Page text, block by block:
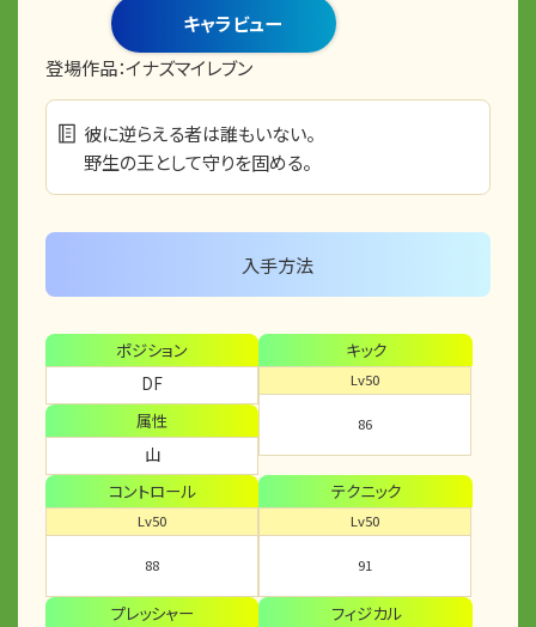
キャラビュー
登場作品：イナズマイレブン
彼に逆らえる者は誰もいない。
野生の王として守りを固める。
入手方法
ポジション
DF
属性
山
キック
Lv50
86
コントロール
Lv50
88
テクニック
Lv50
91
プレッシャー フィジカル